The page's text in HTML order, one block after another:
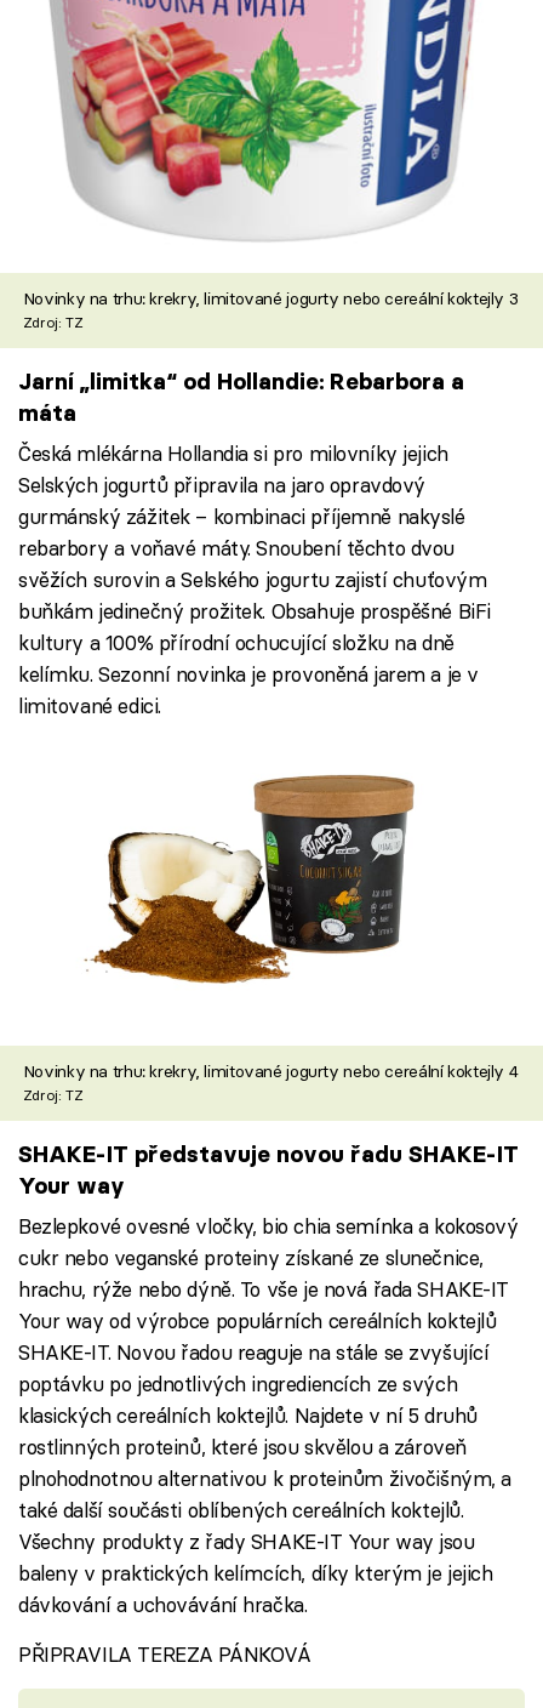
Novinky na trhu: krekry, limitované jogurty nebo cereální koktejly 3
Zdroj: TZ
Jarní „limitka“ od Hollandie: Rebarbora a
máta
Česká mlékárna Hollandia si pro milovníky jejich
Selských jogurtů připravila na jaro opravdový
gurmánský zážitek – kombinaci příjemně nakyslé
rebarbory a voňavé máty. Snoubení těchto dvou
svěžích surovin a Selského jogurtu zajistí chuťovým
buňkám jedinečný prožitek. Obsahuje prospěšné BiFi
kultury a 100% přírodní ochucující složku na dně
kelímku. Sezonní novinka je provoněná jarem a je v
limitované edici.
Novinky na trhu: krekry, limitované jogurty nebo cereální koktejly 4
Zdroj: TZ
SHAKE-IT představuje novou řadu SHAKE-IT
Your way
Bezlepkové ovesné vločky, bio chia semínka a kokosový
cukr nebo veganské proteiny získané ze slunečnice,
hrachu, rýže nebo dýně. To vše je nová řada SHAKE-IT
Your way od výrobce populárních cereálních koktejlů
SHAKE-IT. Novou řadou reaguje na stále se zvyšující
poptávku po jednotlivých ingrediencích ze svých
klasických cereálních koktejlů. Najdete v ní 5 druhů
rostlinných proteinů, které jsou skvělou a zároveň
plnohodnotnou alternativou k proteinům živočišným, a
také další součásti oblíbených cereálních koktejlů.
Všechny produkty z řady SHAKE-IT Your way jsou
baleny v praktických kelímcích, díky kterým je jejich
dávkování a uchovávání hračka.
PŘIPRAVILA TEREZA PÁNKOVÁ